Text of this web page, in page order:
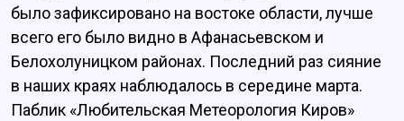
было зафиксировано на востоке области, лучше
всего его было видно в Афанасьевском и
Белохолуницком районах. Последний раз сияние
в наших краях наблюдалось в середине марта.
Паблик «Любительская Метеорология Киров»